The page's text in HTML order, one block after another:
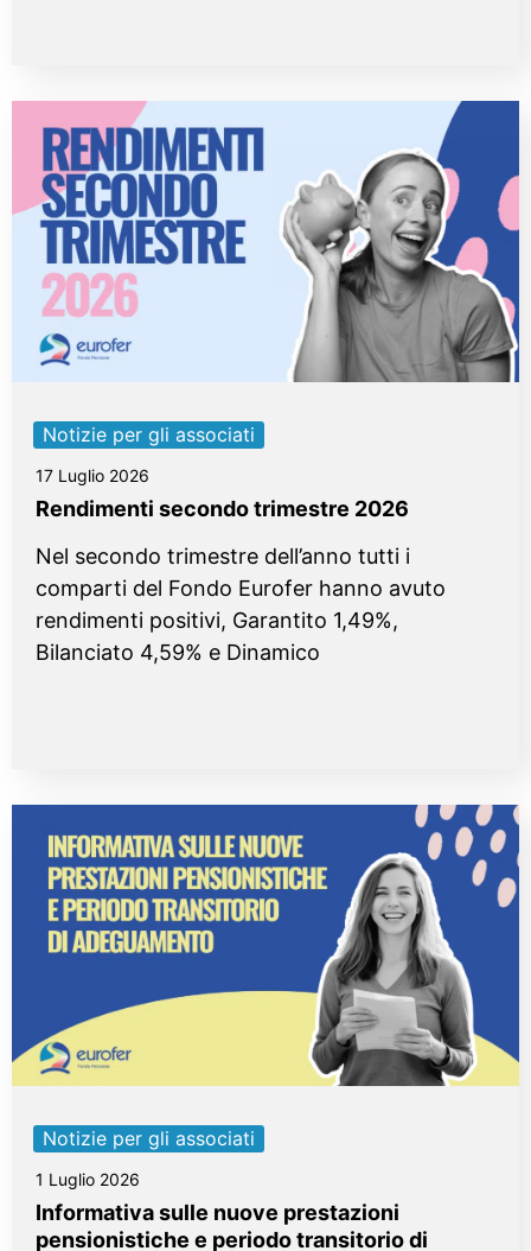
Notizie per gli associati
17 Luglio 2026
Rendimenti secondo trimestre 2026
Nel secondo trimestre dell’anno tutti i
comparti del Fondo Eurofer hanno avuto
rendimenti positivi, Garantito 1,49%,
Bilanciato 4,59% e Dinamico
Notizie per gli associati
1 Luglio 2026
Informativa sulle nuove prestazioni
pensionistiche e periodo transitorio di